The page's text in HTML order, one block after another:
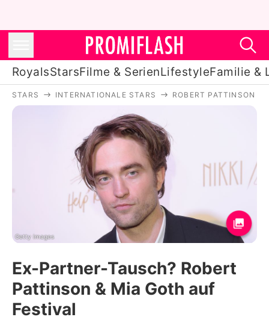
RoyalsStarsFilme & SerienLifestyleFamilie &
Royals
Stars
Filme & Serien
Lifestyle
Familie & Liebe
Promiflash Exklusiv
Alle Themen auf Promiflash
STARS INTERNATIONALE STARS ROBERT PATTINSON
Getty Images
Ex-Partner-Tausch? Robert
Pattinson & Mia Goth auf
Festival